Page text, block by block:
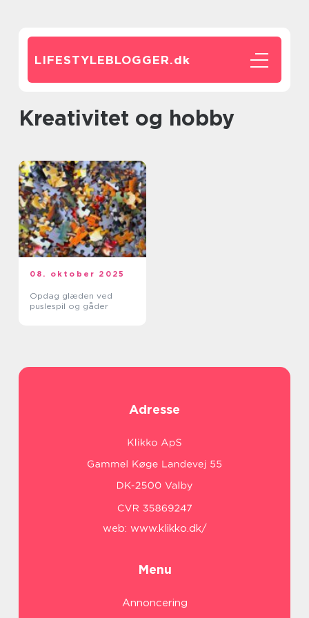
LIFESTYLEBLOGGER.dk
Kreativitet og hobby
08. oktober 2025
Opdag glæden ved
puslespil og gåder
Adresse
web: www.klikko.dk/
Menu
Annoncering